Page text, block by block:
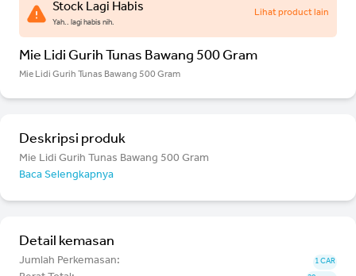
Stock Lagi Habis
Yah.. lagi habis nih.
Lihat product lain
Mie Lidi Gurih Tunas Bawang 500 Gram
Mie Lidi Gurih Tunas Bawang 500 Gram
Deskripsi produk
Mie Lidi Gurih Tunas Bawang 500 Gram
Baca Selengkapnya
Detail kemasan
Jumlah Perkemasan: 1 CAR